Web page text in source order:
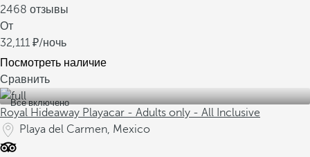
2468 отзывы
От
32,111
/ночь
Посмотреть наличие
Сравнить
Все включено
Royal Hideaway Playacar - Adults only - All Inclusive
Playa del Carmen, Mexico